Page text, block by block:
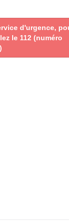
d'urgence,
le 112 (numéro